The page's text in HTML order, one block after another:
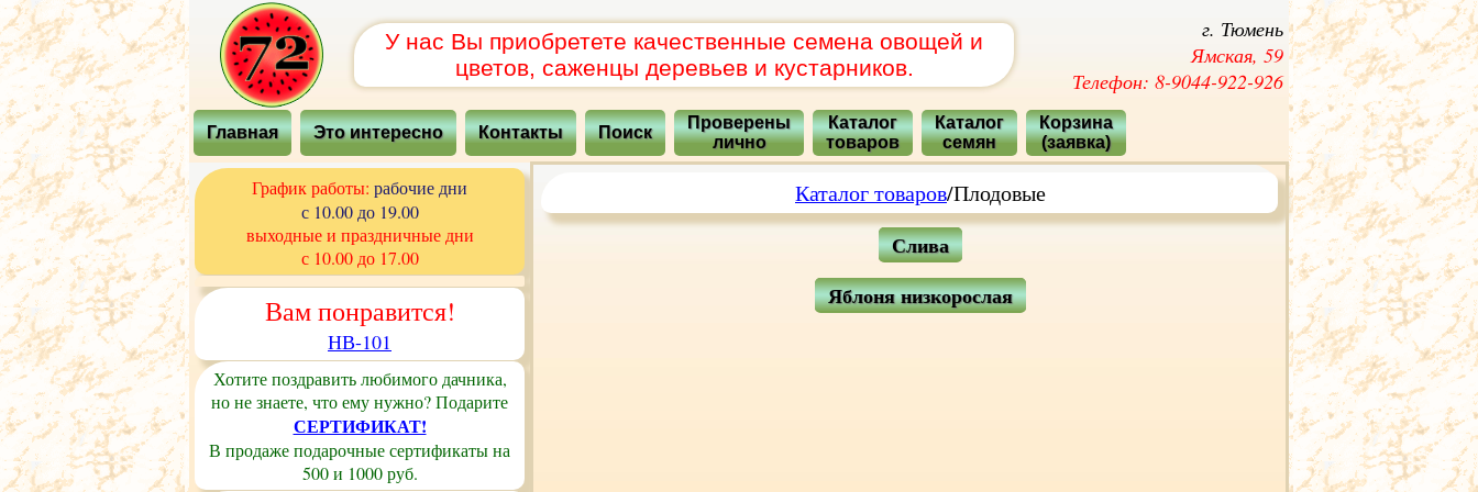
У нас Вы приобретете качественные семена овощей и
цветов, саженцы деревьев и кустарников.
г. Тюмень
Ямская, 59
Телефон: 8-9044-922-926
Главная Это интересно Контакты Поиск
Проверены
лично
Каталог
товаров
Каталог
семян
Корзина
(заявка)
График работы: рабочие дни
с 10.00 до 19.00
выходные и праздничные дни
с 10.00 до 17.00
Вам понравится!
НВ-101
Хотите поздравить любимого дачника,
но не знаете, что ему нужно? Подарите
СЕРТИФИКАТ!
В продаже подарочные сертификаты на
500 и 1000 руб.
Каталог товаров/Плодовые
Слива
Яблоня низкорослая